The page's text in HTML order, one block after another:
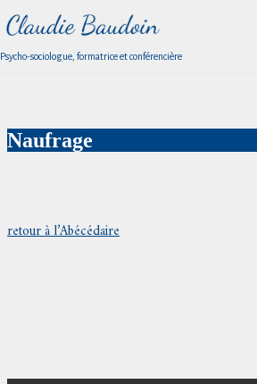
Psycho-sociologue, formatrice et conférencière
Naufrage
retour à l’Abécédaire